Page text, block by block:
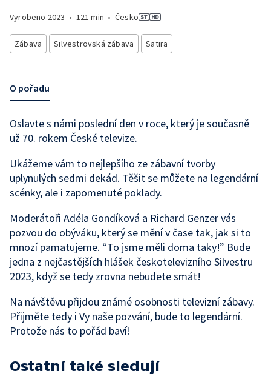
Vyrobeno 2023 • 121 min •Česko
Zábava Silvestrovská zábava Satira
O pořadu
Oslavte s námi poslední den v roce, který je současně
už 70. rokem České televize.
Ukážeme vám to nejlepšího ze zábavní tvorby
uplynulých sedmi dekád. Těšit se můžete na legendární
scénky, ale i zapomenuté poklady.
Moderátoři Adéla Gondíková a Richard Genzer vás
pozvou do obýváku, který se mění v čase tak, jak si to
mnozí pamatujeme. “To jsme měli doma taky!” Bude
jedna z nejčastějších hlášek českotelevizního Silvestru
2023, když se tedy zrovna nebudete smát!
Na návštěvu přijdou známé osobnosti televizní zábavy.
Přijměte tedy i Vy naše pozvání, bude to legendární.
Protože nás to pořád baví!
Ostatní také sledují